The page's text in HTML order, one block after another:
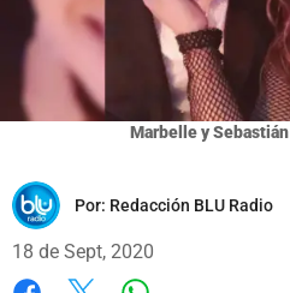
Marbelle y Sebastián
Por: Redacción BLU Radio
18 de Sept, 2020